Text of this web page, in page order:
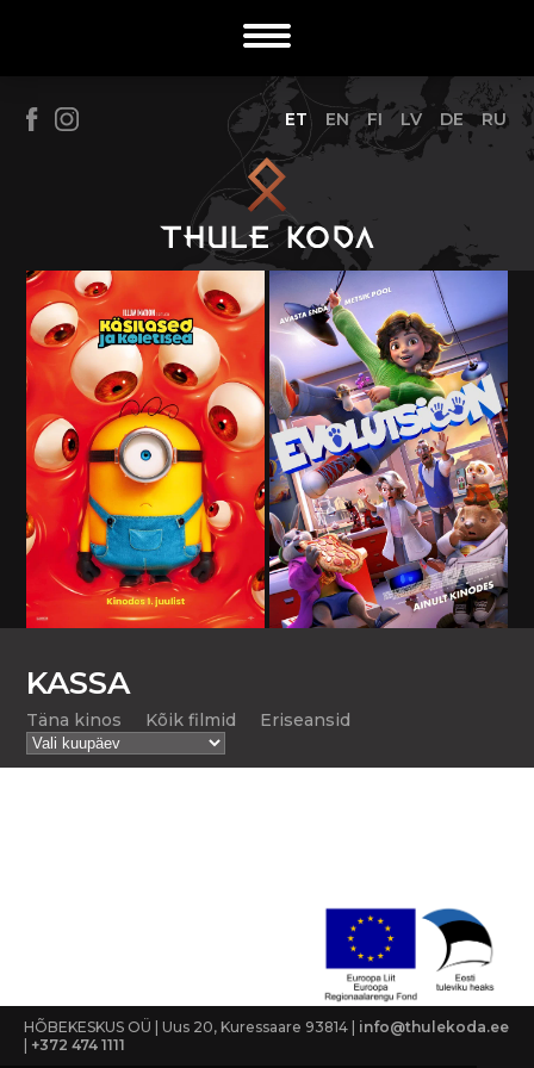
ET EN FI LV DE RU
KASSA
Täna kinos Kõik filmid Eriseansid
HÕBEKESKUS OÜ | Uus 20, Kuressaare 93814 | info@thulekoda.ee
| +372 474 1111